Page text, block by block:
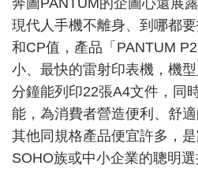
奔圖PANTUM的企圖心還展
現代人手機不離身、到哪都
和CP值，產品「PANTUM
小、最快的雷射印表機，機
分鐘能列印22張A4文件，同
能，為消費者營造便利、舒
其他同規格產品便宜許多，是
SOHO族或中小企業的聰明選